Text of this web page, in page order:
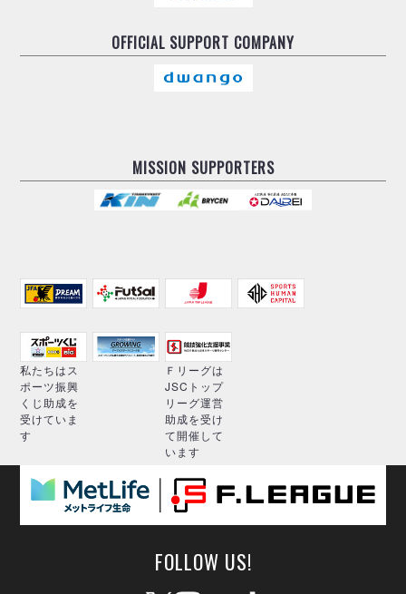
OFFICIAL SUPPORT COMPANY
MISSION SUPPORTERS
私たちはス
ポーツ振興
くじ助成を
受けていま
す
Ｆリーグは
JSCトップ
リーグ運営
助成を受け
て開催して
います
FOLLOW US!